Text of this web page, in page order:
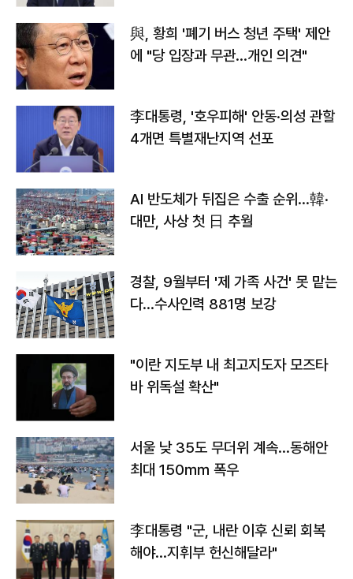
與, 황희 '폐기 버스 청년 주택' 제안
에 "당 입장과 무관…개인 의견"
李대통령, '호우피해' 안동·의성 관할
4개면 특별재난지역 선포
AI 반도체가 뒤집은 수출 순위…韓·
대만, 사상 첫 日 추월
경찰, 9월부터 '제 가족 사건' 못 맡는
다…수사인력 881명 보강
"이란 지도부 내 최고지도자 모즈타
바 위독설 확산"
서울 낮 35도 무더위 계속…동해안
최대 150㎜ 폭우
李대통령 "군, 내란 이후 신뢰 회복
해야…지휘부 헌신해달라"